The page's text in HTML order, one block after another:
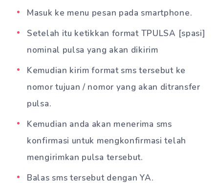
Masuk ke menu pesan pada smartphone.
Setelah itu ketikkan format TPULSA [spasi]
nominal pulsa yang akan dikirim
Kemudian kirim format sms tersebut ke
nomor tujuan / nomor yang akan ditransfer
pulsa.
Kemudian anda akan menerima sms
konfirmasi untuk mengkonfirmasi telah
mengirimkan pulsa tersebut.
Balas sms tersebut dengan YA.